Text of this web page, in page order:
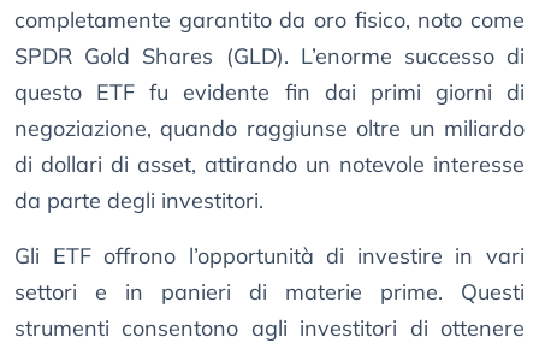
completamente garantito da oro fisico, noto come
SPDR Gold Shares (GLD). L’enorme successo di
questo ETF fu evidente fin dai primi giorni di
negoziazione, quando raggiunse oltre un miliardo
di dollari di asset, attirando un notevole interesse
da parte degli investitori.
Gli ETF offrono l’opportunità di investire in vari
settori e in panieri di materie prime. Questi
strumenti consentono agli investitori di ottenere